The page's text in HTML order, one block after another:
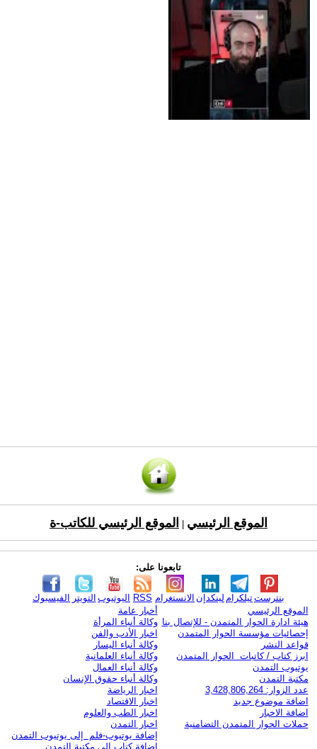
الموقع الرئيسي الموقع الرئيسي للكاتب-ة
تابعونا على:
الفيسبوك التويتر اليوتيوب RSS الانستغرام لينكدإن تيلكرامبنترست
الموقع الرئيسي
هيئة ادارة الحوار المتمدن - للإتصال بنا
إحصائيات مؤسسة الحوار المتمدن
قواعد النشر
ابرز كتاب / كاتبات الحوار المتمدن
يوتيوب التمدن
مكتبة التمدن
عدد الزوار: 3,428,806,264
اضافة موضوع جديد
اضافة الاخبار
حملات الحوار المتمدن التضامنية
أخبار عامة
وكالة أنباء المرأة
اخبار الأدب والفن
وكالة أنباء اليسار
وكالة أنباء العلمانية
وكالة أنباء العمال
وكالة أنباء حقوق الإنسان
اخبار الرياضة
اخبار الاقتصاد
اخبار الطب والعلوم
اخبار التمدن
إضافة يوتيوب-فلم إلى يوتيوب التمدن
إضافة كتاب إلى مكتبة التمدن